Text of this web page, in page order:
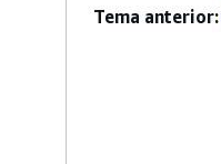
Tema anterior: